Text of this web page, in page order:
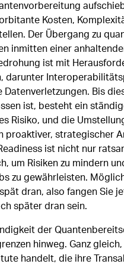
Kosten,
Der Übergang zu
inmitten einer
ist mit
darunter
Datenverletzungen. Bis
ist, besteht ein
Risiko, und die
proaktiver, strategischer
ist nicht nur
um Risiken zu mindern
zu gewährleisten.
dran, also fangen Sie
später dran sein.
der
hinweg. Ganz
handelt, die ihre